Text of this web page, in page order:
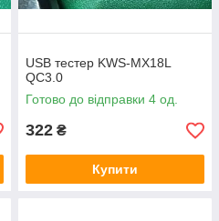
USB тестер KWS-MX18L
QC3.0
Готово до відправки 4 од.
322 ₴
Купити